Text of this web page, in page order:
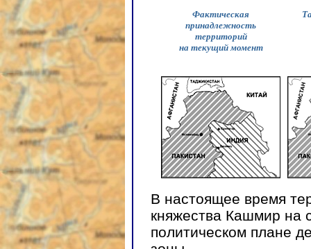
Фактическая
принадлежность
территорий
на текущий момент
В настоящее время
княжества Кашмир на
политическом плане